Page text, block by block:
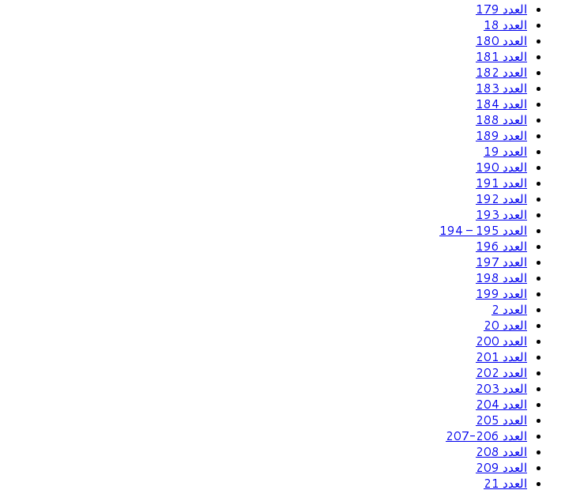
العدد 179
العدد 18
العدد 180
العدد 181
العدد 182
العدد 183
العدد 184
العدد 188
العدد 189
العدد 19
العدد 190
العدد 191
العدد 192
العدد 193
العدد 195 – 194
العدد 196
العدد 197
العدد 198
العدد 199
العدد 2
العدد 20
العدد 200
العدد 201
العدد 202
العدد 203
العدد 204
العدد 205
العدد 206-207
العدد 208
العدد 209
العدد 21